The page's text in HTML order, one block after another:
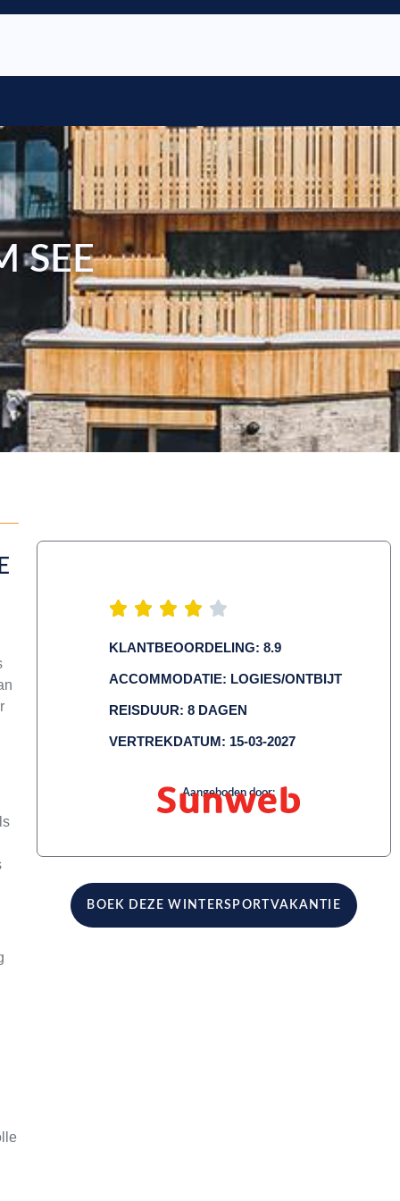
SEE
KLANTBEOORDELING: 8.9
ACCOMMODATIE: LOGIES/ONTBIJT
REISDUUR: 8 DAGEN
VERTREKDATUM: 15-03-2027
Aangeboden door:
BOEK DEZE WINTERSPORTVAKANTIE